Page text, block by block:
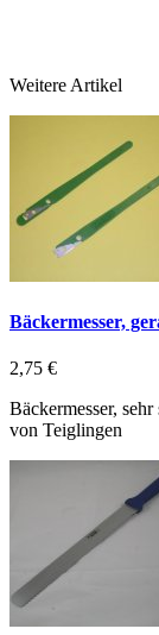
Weitere Artikel
Bäckermesser,
2,75 €
Bäckermesser,
von Teiglingen